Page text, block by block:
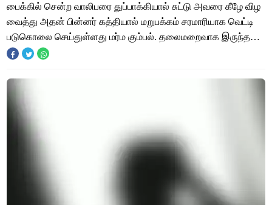
பைக்கில் சென்ற வாலிபரை துப்பாக்கியால் சுட்டு அவரை கீழே விழ
வைத்து அதன் பின்னர் கத்தியால் மறுபக்கம் சரமாரியாக வெட்டி
படுகொலை செய்துள்ளது மர்ம கும்பல். தலைமறைவாக இருந்த
சம்பந்தப்பட்ட கொலையாளிகளை போலீசா